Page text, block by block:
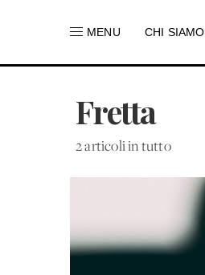
MENU CHI SIAMO
Fretta
2 articoli in tutto